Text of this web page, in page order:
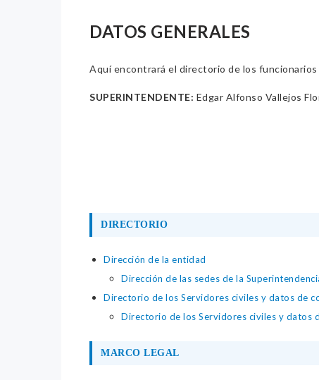
DATOS GENERALES
Aquí encontrará el directorio de los
SUPERINTENDENTE: Edgar Alfonso Vallejos
DIRECTORIO
Dirección de la entidad
Dirección de las sedes de la
Directorio de los Servidores civiles y datos de
Directorio de los Servidores civiles y datos
MARCO LEGAL